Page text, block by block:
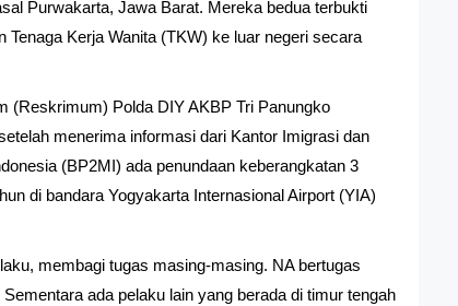
Purwakarta, Jawa Barat. Mereka bedua terbukti
Kerja Wanita (TKW) ke luar negeri secara
(Reskrimum) Polda DIY AKBP Tri Panungko
menerima informasi dari Kantor Imigrasi dan
(BP2MI) ada penundaan keberangkatan 3
di bandara Yogyakarta Internasional Airport (YIA)
membagi tugas masing-masing. NA bertugas
ada pelaku lain yang berada di timur tengah